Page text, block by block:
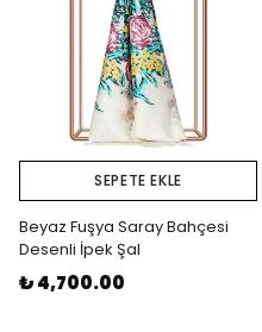
SEPETE EKLE
Beyaz Fuşya Saray Bahçesi
Desenli İpek Şal
₺ 4,700.00